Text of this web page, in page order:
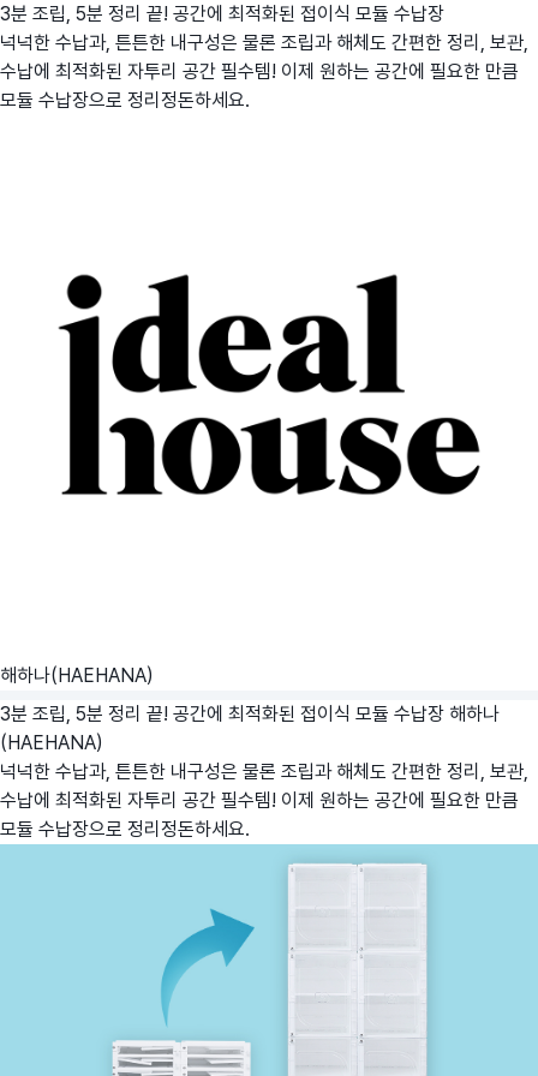
3분 조립, 5분 정리 끝! 공간에 최적화된 접이식 모듈 수납장
넉넉한 수납과, 튼튼한 내구성은 물론 조립과 해체도 간편한 정리, 보관,
수납에 최적화된 자투리 공간 필수템! 이제 원하는 공간에 필요한 만큼
모듈 수납장으로 정리정돈하세요.
해하나(HAEHANA)
3분 조립, 5분 정리 끝! 공간에 최적화된 접이식 모듈 수납장 해하나
(HAEHANA)
넉넉한 수납과, 튼튼한 내구성은 물론 조립과 해체도 간편한 정리, 보관,
수납에 최적화된 자투리 공간 필수템! 이제 원하는 공간에 필요한 만큼
모듈 수납장으로 정리정돈하세요.